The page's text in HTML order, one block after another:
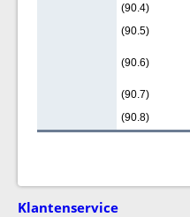
(90.4)
(90.5)
(90.6)
(90.7)
(90.8)
Klantenservice